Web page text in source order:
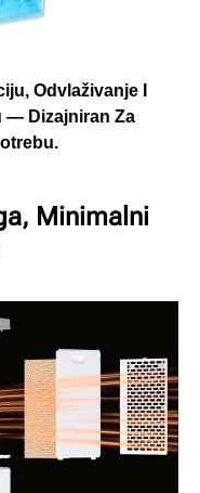
Odvlaživanje I
— Dizajniran Za
Minimalni